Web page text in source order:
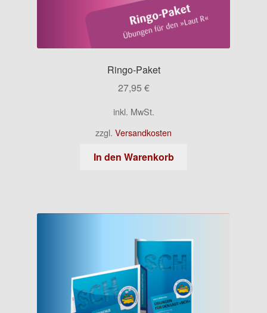
Ringo-Paket
27,95 €
inkl. MwSt.
zzgl. Versandkosten
In den Warenkorb